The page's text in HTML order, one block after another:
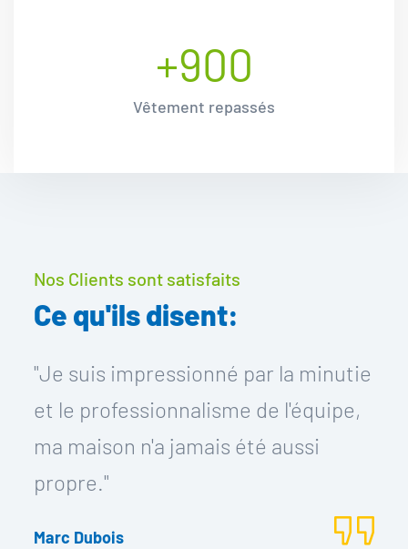
Vêtement repassés
+900
"Je suis impressionné par la minutie
et le professionnalisme de l'équipe,
ma maison n'a jamais été aussi
propre."
Marc Dubois
Nos Clients sont satisfaits
Ce qu'ils disent: